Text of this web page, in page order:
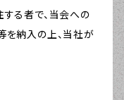
る者で、当会への
を納入の上、当社が